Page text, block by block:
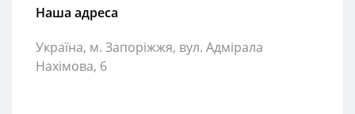
Наша адреса
Україна, м. Запоріжжя, вул. Адмірала
Нахімова, 6